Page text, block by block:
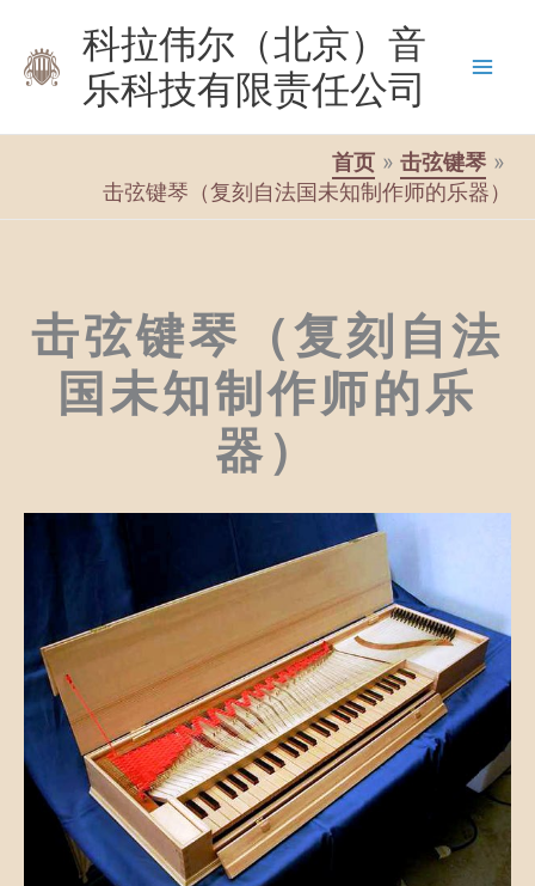
科拉伟尔（北京）音
乐科技有限责任公司
首页
击弦键琴
击弦键琴（复刻自法国未知制作师的乐器）
击弦键琴（复刻自法
国未知制作师的乐
器）